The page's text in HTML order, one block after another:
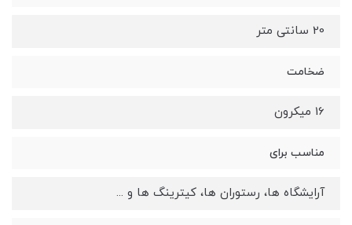
20 سانتی متر
ضخامت
16 میکرون
مناسب برای
آرایشگاه ها، رستوران ها، کیترینگ ها و ...